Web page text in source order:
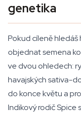
genetika
Pokud cíleně hledáš
objednat semena
ve dvou ohledech:
havajských sativa-
do konce květu a
Indikový rodič Spice